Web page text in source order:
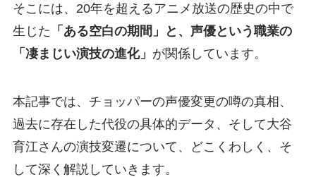
そこには、20年を超えるアニメ放送の歴史の中で
生じた 「ある空白の期間」と、声優という職業の
「凄まじい演技の進化」 が関係しています。
本記事では、チョッパーの声優変更の噂の真相、
過去に存在した代役の具体的データ、そして大谷
育江さんの演技変遷について、どこくわしく、そ
して深く解説していきます。